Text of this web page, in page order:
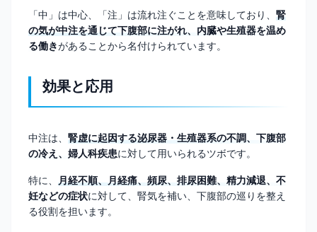
「中」は中心、「注」は流れ注ぐことを意味しており、 腎
の気が中注を通じて下腹部に注がれ、内臓や生殖器を温め
る働きがあることから名付けられています。
効果と応用
中注は、 腎虚に起因する泌尿器・生殖器系の不調、下腹部
の冷え、婦人科疾患に対して用いられるツボです。
特に、 月経不順、月経痛、頻尿、排尿困難、精力減退、不
妊などの症状に対して、腎気を補い、下腹部の巡りを整え
る役割を担います。